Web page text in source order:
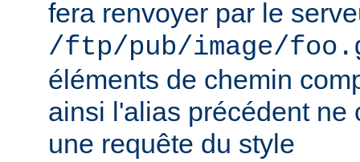
fera renvoyer par le
/ftp/pub/image/
éléments de chemin
ainsi l'alias précédent ne
une requête du style